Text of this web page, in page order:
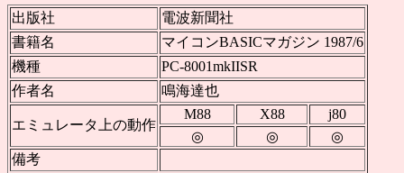
出版社
電波新聞社
書籍名
マイコンBASICマガジン 1987/6
機種
PC-8001mkIISR
作者名
鳴海達也
エミュレータ上の動作
M88 X88
j80
◎
◎
◎
備考